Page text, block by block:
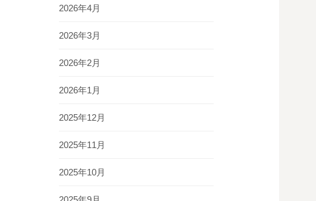
2026年4月
2026年3月
2026年2月
2026年1月
2025年12月
2025年11月
2025年10月